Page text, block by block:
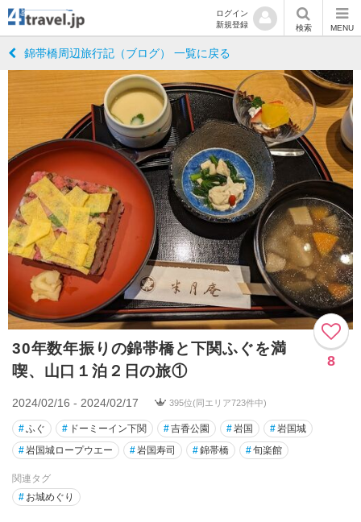
ログイン
新規登録
検索 MENU
錦帯橋周辺旅行記（ブログ） 一覧に戻る
30年数年振りの錦帯橋と下関ふぐを満
喫、山口１泊２日の旅①
8
2024/02/16 - 2024/02/17 395位(同エリア723件中)
#ふぐ # ドーミーイン下関 #吉香公園 #岩国 #岩国城
#岩国城ロープウエー #岩国寿司 #錦帯橋 #旬楽館
関連タグ
# お城めぐり